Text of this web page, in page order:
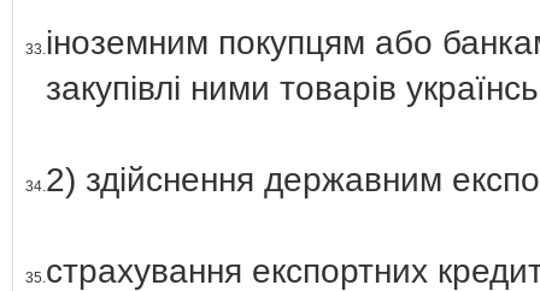
33.іноземним покупцям або
закупівлі ними товарів
34.2) здійснення державним
35.страхування експортних